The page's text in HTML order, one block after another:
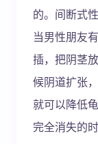
的。间断式
当男性朋友
插，把阴茎
候阴道扩张
就可以降低
完全消失的